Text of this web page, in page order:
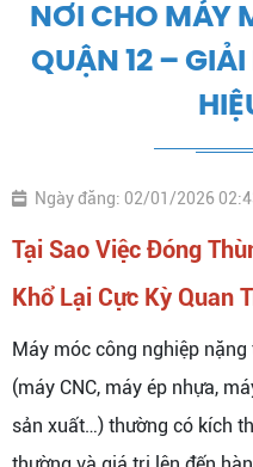
NƠI CHO MÁY
QUẬN 12 –
Ngày đăng: 02/01/2026
Tại Sao Việc Đóng
Khổ Lại Cực Kỳ Quan
Máy móc công nghiệp
(máy CNC, máy ép nhựa,
sản xuất…) thường có kích